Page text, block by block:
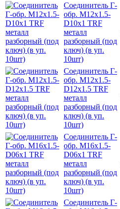
Соединитель Г-
обр. M12x1.5-
D10x1 TRF
металл
разборный (под
ключ) (в уп.
10шт)
Соединитель Г-
обр. M12x1.5-
D12x1.5 TRF
металл
разборный (под
ключ) (в уп.
10шт)
Соединитель Г-
обр. M16x1.5-
D06x1 TRF
металл
разборный (под
ключ) (в уп.
10шт)
Соединитель Г-